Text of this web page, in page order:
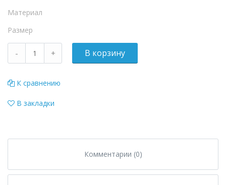
Материал
Размер
К сравнению
В закладки
Комментарии (0)